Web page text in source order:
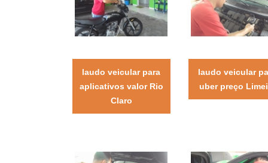
laudo veicular para
aplicativos valor Rio
Claro
laudo veicular
uber preço